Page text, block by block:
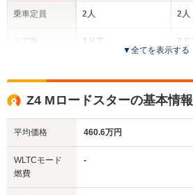
乗車定員
ドア数
サイズ
(全長x全幅x全高)
2人
3ドア
全高
2人
2ド
▼全てを表示する
Z4 Mロードスターの基本情報
平均価格 460.6万円
WLTCモード
燃費
-